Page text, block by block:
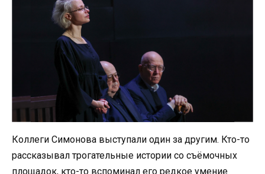
Коллеги Симонова выступали один за другим. Кто-то
рассказывал трогательные истории со съёмочных
площадок, кто-то вспоминал его редкое умение